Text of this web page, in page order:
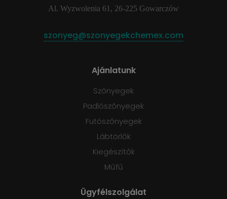
Al. Wyzwolenia 61, 26-225 Gowarczów
szonyeg@szonyegekchemex.com
Ajánlatunk
Szőnyegek
Padlószőnyegek
Futószőnyegek
Lábtörlők
Kiegészítők
Műfű
Ügyfélszolgálat